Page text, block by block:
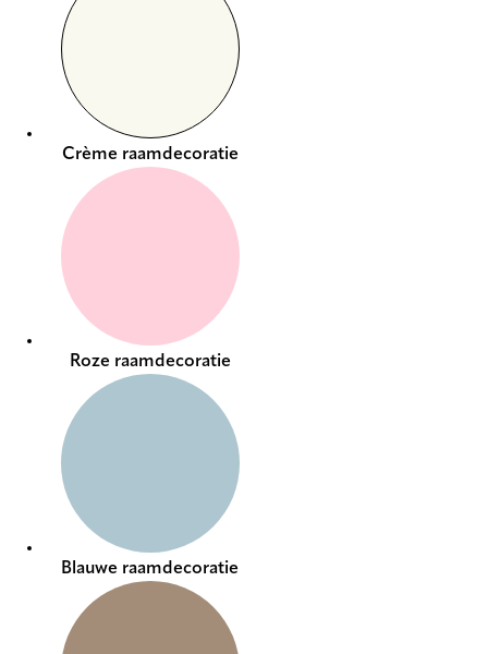
Crème raamdecoratie
Roze raamdecoratie
Blauwe raamdecoratie